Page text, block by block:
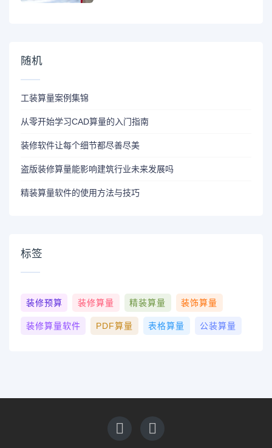
随机
工装算量案例集锦
从零开始学习CAD算量的入门指南
装修软件让每个细节都尽善尽美
盗版装修算量能影响建筑行业未来发展吗
精装算量软件的使用方法与技巧
标签
装修预算 装修算量 精装算量 装饰算量
装修算量软件 PDF算量 表格算量 公装算量